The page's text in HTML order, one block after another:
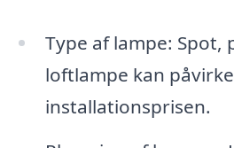
Type af lampe: Spot,
loftlampe kan påvirke
installationsprisen.